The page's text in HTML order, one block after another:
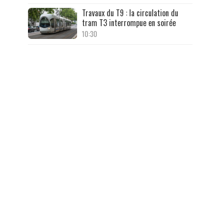
Travaux du T9 : la circulation du
tram T3 interrompue en soirée
10:30